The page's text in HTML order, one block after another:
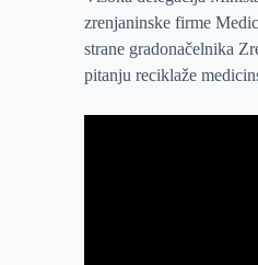
r
n
A
p
p
i
l
zrenjaninske firme
strane gradonačelnika
pitanju reciklaže